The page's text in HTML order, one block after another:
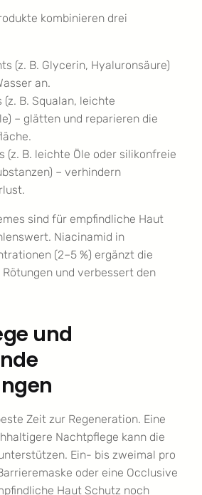
kombinieren drei
(z. B. Glycerin, Hyaluronsäure)
an.
(z. B. Squalan, leichte
– glätten und reparieren die
(z. B. leichte Öle oder silikonfreie
– verhindern
sind für empfindliche Haut
Niacinamid in
(2–5 %) ergänzt die
und verbessert den
und
Zeit zur Regeneration. Eine
Nachtpflege kann die
Ein- bis zweimal pro
oder eine Occlusive
Haut Schutz noch